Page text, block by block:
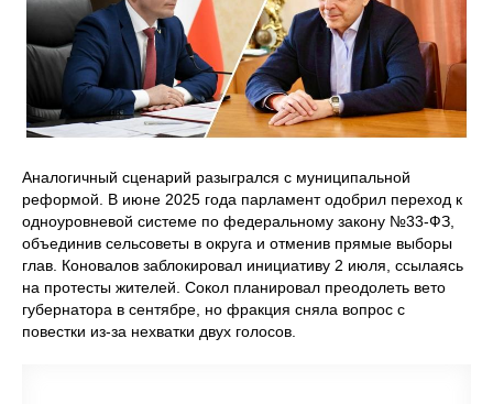
Аналогичный сценарий разыгрался с муниципальной
реформой. В июне 2025 года парламент одобрил переход к
одноуровневой системе по федеральному закону №33-ФЗ,
объединив сельсоветы в округа и отменив прямые выборы
глав. Коновалов заблокировал инициативу 2 июля, ссылаясь
на протесты жителей. Сокол планировал преодолеть вето
губернатора в сентябре, но фракция сняла вопрос с
повестки из-за нехватки двух голосов.